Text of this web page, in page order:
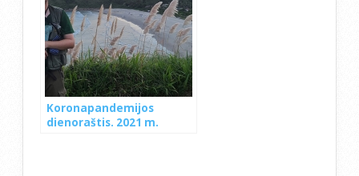
Koronapandemijos
dienoraštis. 2021 m.